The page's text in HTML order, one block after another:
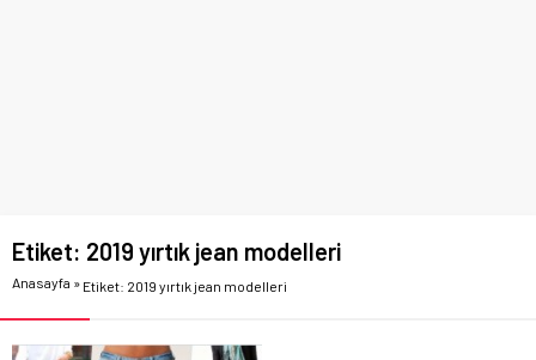
Etiket: 2019 yırtık jean modelleri
Anasayfa » Etiket: 2019 yırtık jean modelleri